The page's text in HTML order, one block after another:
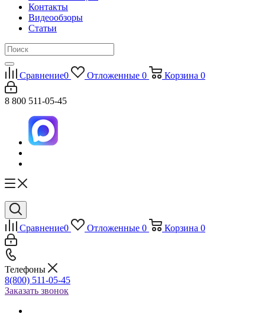
Контакты
Видеообзоры
Статьи
Сравнение0 Отложенные 0 Корзина 0
8 800 511-05-45
Сравнение0 Отложенные 0 Корзина 0
Телефоны
8(800) 511-05-45
Заказать звонок